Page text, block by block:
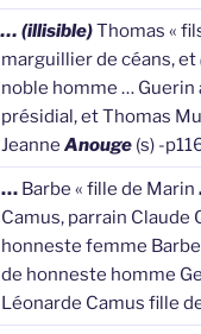
… (illisible)Thomas «
marguillier de céans, et
noble homme … Guerin
présidial, et Thomas
Jeanne Anouge (s) -
… Barbe « fille de Marin
Camus, parrain Claude
honneste femme
de honneste homme
Léonarde Camus fille